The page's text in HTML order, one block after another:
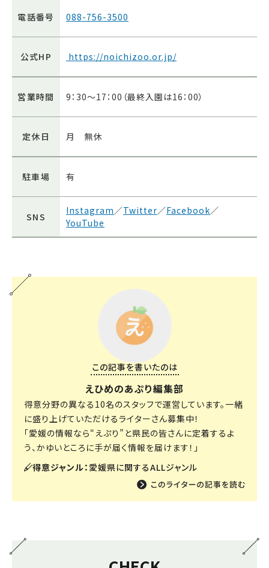
電話番号 088-756-3500
公式HP https://noichizoo.or.jp/
営業時間 9：30～17：00（最終入園は16：00）
定休日 月 無休
駐車場 有
SNS
Instagram／Twitter／Facebook／
YouTube
この記事を書いたのは
えひめのあぷり編集部
得意分野の異なる10名のスタッフで運営しています。一緒
に盛り上げていただけるライターさん募集中！
「愛媛の情報なら“えぷり”と県民の皆さんに定着するよ
う、かゆいところに手が届く情報を届けます！」
得意ジャンル： 愛媛県に関するALLジャンル